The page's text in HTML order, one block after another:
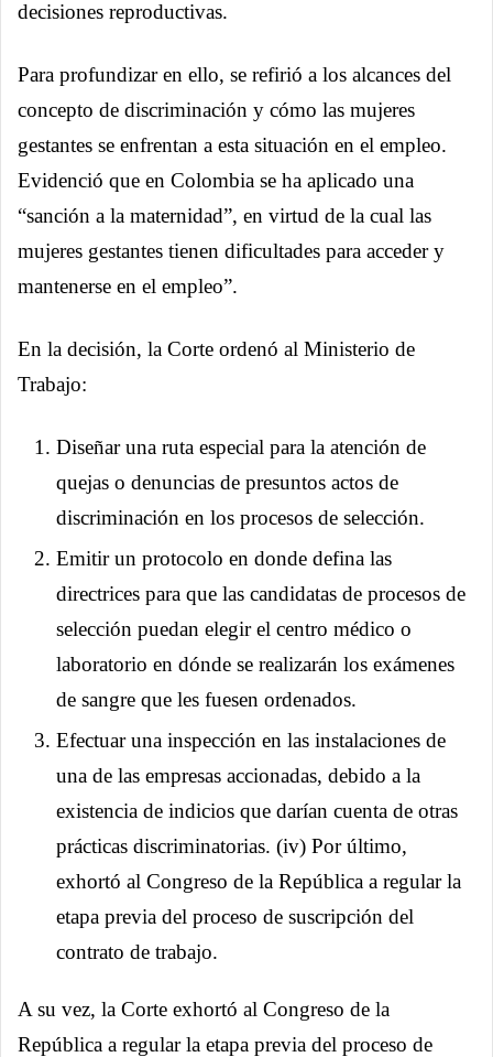
decisiones reproductivas.
Para profundizar en ello, se refirió a los alcances del
concepto de discriminación y cómo las mujeres
gestantes se enfrentan a esta situación en el empleo.
Evidenció que en Colombia se ha aplicado una
“sanción a la maternidad”, en virtud de la cual las
mujeres gestantes tienen dificultades para acceder y
mantenerse en el empleo”.
En la decisión, la Corte ordenó al Ministerio de
Trabajo:
Diseñar una ruta especial para la atención de
quejas o denuncias de presuntos actos de
discriminación en los procesos de selección.
Emitir un protocolo en donde defina las
directrices para que las candidatas de procesos de
selección puedan elegir el centro médico o
laboratorio en dónde se realizarán los exámenes
de sangre que les fuesen ordenados.
Efectuar una inspección en las instalaciones de
una de las empresas accionadas, debido a la
existencia de indicios que darían cuenta de otras
prácticas discriminatorias. (iv) Por último,
exhortó al Congreso de la República a regular la
etapa previa del proceso de suscripción del
contrato de trabajo.
A su vez, la Corte exhortó al Congreso de la
República a regular la etapa previa del proceso de